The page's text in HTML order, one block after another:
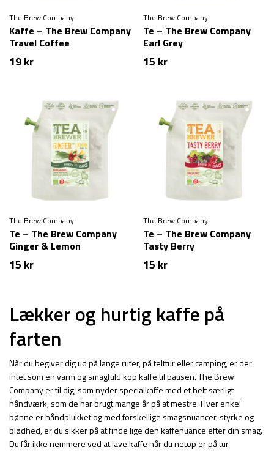
The Brew Company
Kaffe – The Brew Company
Travel Coffee
19kr
The Brew Company
Te – The Brew Company
Earl Grey
15 kr
The Brew Company
Te – The Brew Company
Ginger & Lemon
15 kr
The Brew Company
Te – The Brew Company
Tasty Berry
15 kr
Lækker og hurtig kaffe på
farten
Når du begiver dig ud på lange ruter, på telttur eller camping, er der
intet som en varm og smagfuld kop kaffe til pausen. The Brew
Company er til dig, som nyder specialkaffe med et helt særligt
håndværk, som de har brugt mange år på at mestre. Hver enkel
bønne er håndplukket og med forskellige smagsnuancer, styrke og
blødhed, er du sikker på at finde lige den kaffenuance efter din smag.
Du får ikke nemmere ved at lave kaffe når du netop er på tur.